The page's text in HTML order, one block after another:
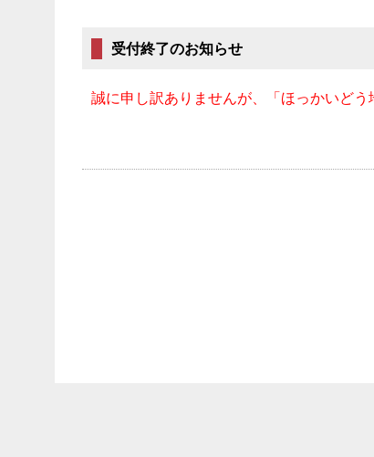
受付終了のお知らせ
誠に申し訳ありませんが、「ほっかいど